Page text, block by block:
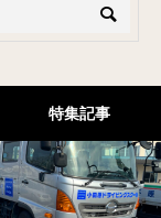
特集記事